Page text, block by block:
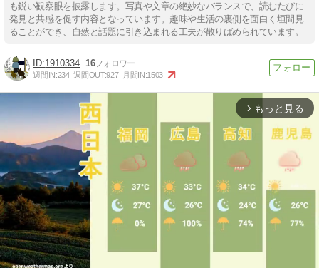
も鋭い観察眼を披露します。写真や文章の絶妙なバランスで、読むたびに
発見と共感を促す内容となっています。趣味や生活の裏側を面白く垣間見
ることができ、自然と話題に引き込まれる工夫が散りばめられています。
1910334 16
週間IN:234 週間OUT:927 月間IN:1503
arrow_forward_ios もっと見る